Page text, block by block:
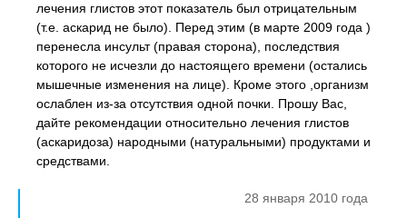
лечения глистов этот показатель был отрицательным
(т.е. аскарид не было). Перед этим (в марте 2009 года )
перенесла инсульт (правая сторона), последствия
которого не исчезли до настоящего времени (остались
мышечные изменения на лице). Кроме этого ,организм
ослаблен из-за отсутствия одной почки. Прошу Вас,
дайте рекомендации относительно лечения глистов
(аскаридоза) народными (натуральными) продуктами и
средствами.
28 января 2010 года